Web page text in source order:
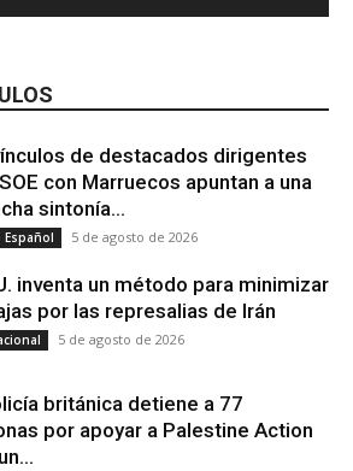
de destacados dirigentes
con Marruecos apuntan a una
sintonía...
Español 5 de agosto de 2026
inventa un método para minimizar
por las represalias de Irán
5 de agosto de 2026
británica detiene a 77
por apoyar a Palestine Action